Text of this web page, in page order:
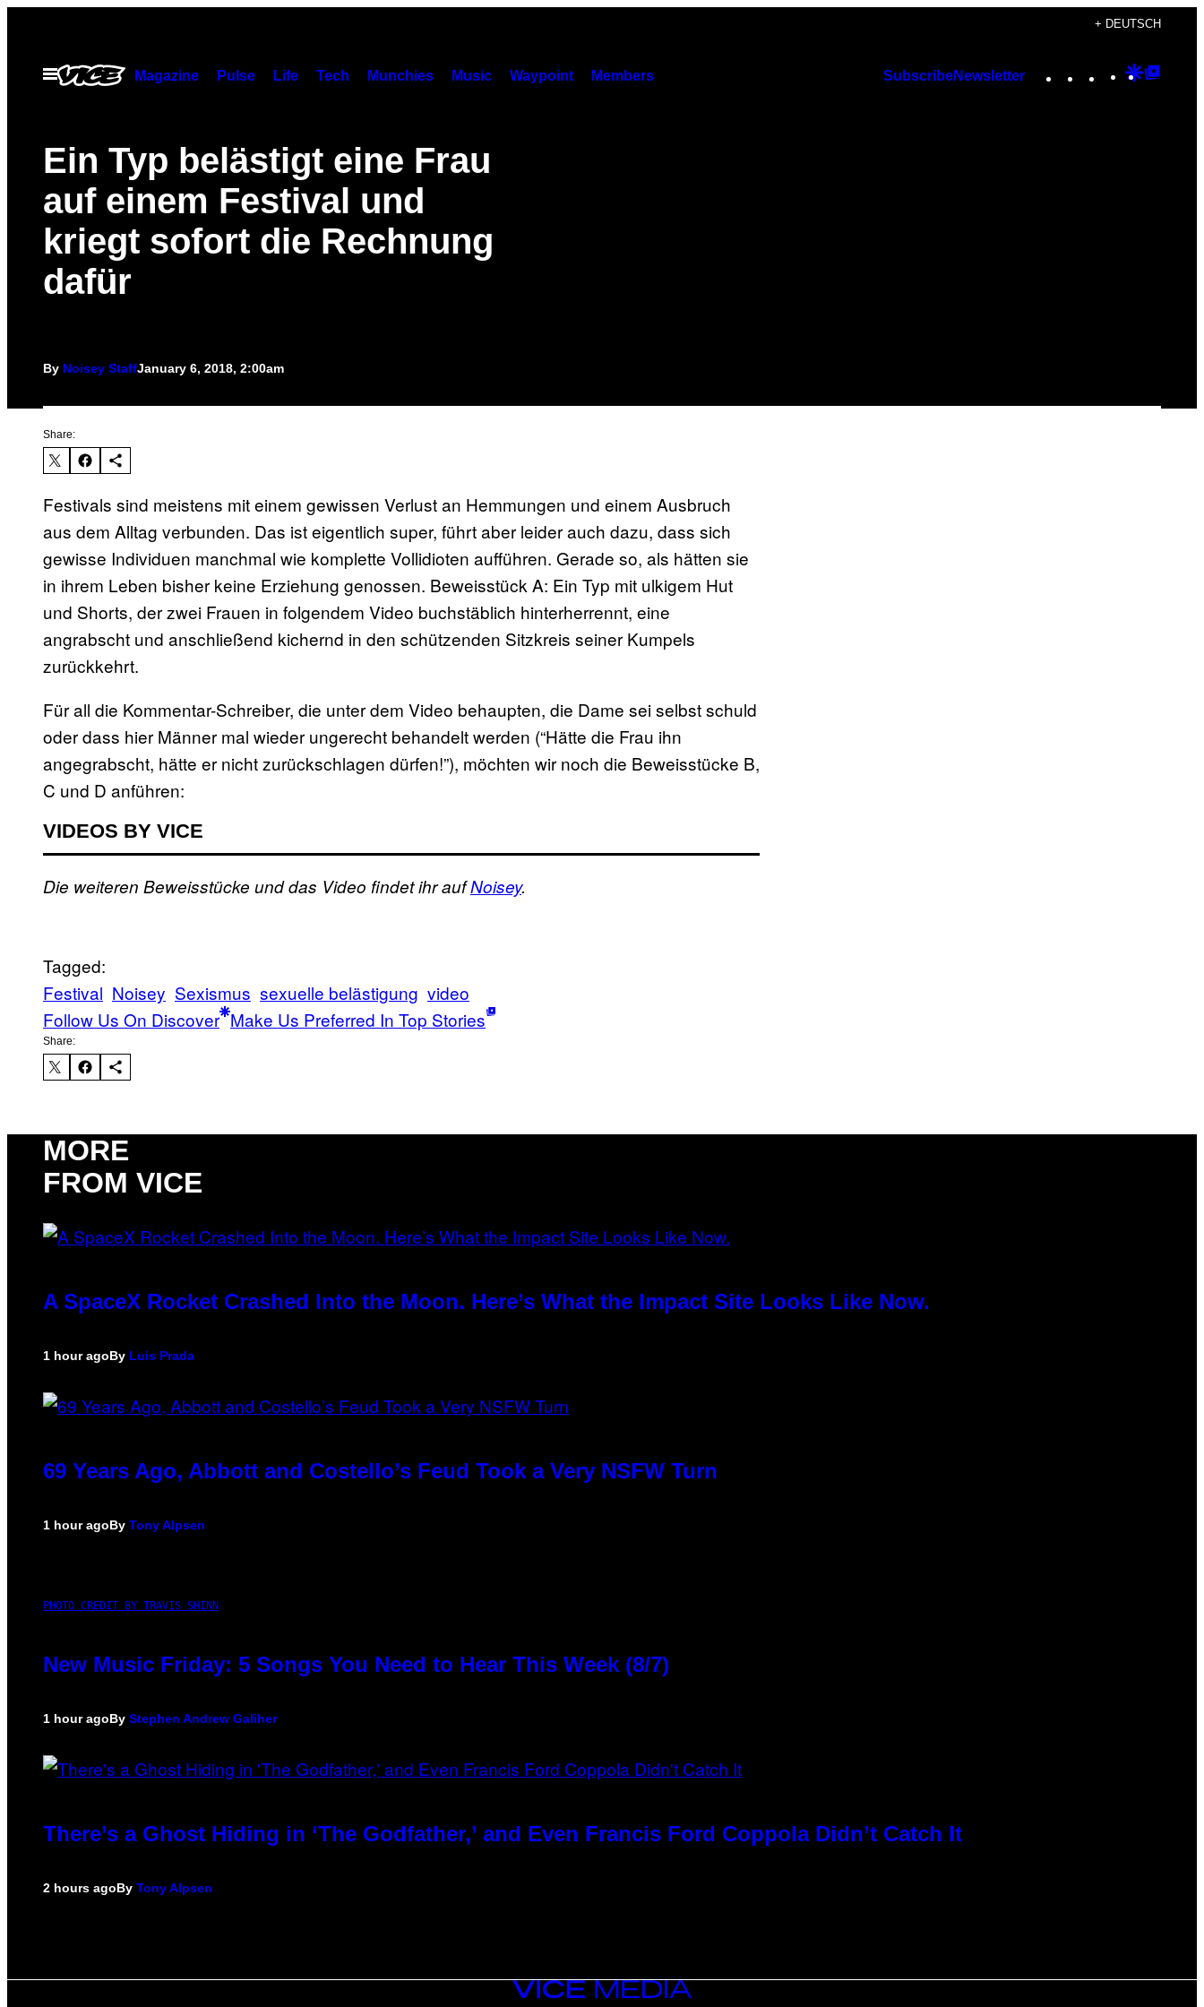
content
+ DEUTSCH
Open
Menu
Magazine Pulse Life Tech Munchies Music Waypoint Members SubscribeNewsletter Instagram
TikTok
YouTube
Google
Ein Typ belästigt eine Frau
auf einem Festival und
kriegt sofort die Rechnung
dafür
By Noisey StaffJanuary 6, 2018, 2:00am
Share:
Festivals sind meistens mit einem gewissen Verlust an Hemmungen und einem Ausbruch
aus dem Alltag verbunden. Das ist eigentlich super, führt aber leider auch dazu, dass sich
gewisse Individuen manchmal wie komplette Vollidioten aufführen. Gerade so, als hätten sie
in ihrem Leben bisher keine Erziehung genossen. Beweisstück A: Ein Typ mit ulkigem Hut
und Shorts, der zwei Frauen in folgendem Video buchstäblich hinterherrennt, eine
angrabscht und anschließend kichernd in den schützenden Sitzkreis seiner Kumpels
zurückkehrt.
Für all die Kommentar-Schreiber, die unter dem Video behaupten, die Dame sei selbst schuld
oder dass hier Männer mal wieder ungerecht behandelt werden (“Hätte die Frau ihn
angegrabscht, hätte er nicht zurückschlagen dürfen!”), möchten wir noch die Beweisstücke B,
C und D anführen:
VIDEOS BY VICE
Die weiteren Beweisstücke und das Video findet ihr aufNoisey.
Tagged:
Festival Noisey Sexismus sexuelle belästigung video
Follow Us On Discover Make Us Preferred In Top Stories
Share:
MORE
FROM VICE
A SpaceX Rocket Crashed Into the Moon. Here’s What the Impact Site Looks Like Now.
1 hour agoBy Luis Prada
69 Years Ago, Abbott and Costello’s Feud Took a Very NSFW Turn
1 hour agoBy Tony Alpsen
PHOTO CREDIT BY TRAVIS SHINN
New Music Friday: 5 Songs You Need to Hear This Week (8/7)
1 hour agoBy Stephen Andrew Galiher
There’s a Ghost Hiding in ‘The Godfather,’ and Even Francis Ford Coppola Didn’t Catch It
2 hours agoBy Tony Alpsen
VICE
MEDIA